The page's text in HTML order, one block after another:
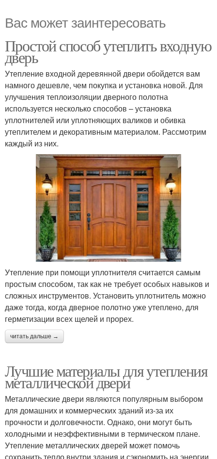
Вас может заинтересовать
Простой способ утеплить входную
дверь
Утепление входной деревянной двери обойдется вам
намного дешевле, чем покупка и установка новой. Для
улучшения теплоизоляции дверного полотна
используется несколько способов – установка
уплотнителей или уплотняющих валиков и обивка
утеплителем и декоративным материалом. Рассмотрим
каждый из них.
Утепление при помощи уплотнителя считается самым
простым способом, так как не требует особых навыков и
сложных инструментов. Установить уплотнитель можно
даже тогда, когда дверное полотно уже утеплено, для
герметизации всех щелей и прорех.
читать дальше →
Лучшие материалы для утепления
металлической двери
Металлические двери являются популярным выбором
для домашних и коммерческих зданий из-за их
прочности и долговечности. Однако, они могут быть
холодными и неэффективными в термическом плане.
Утепление металлических дверей может помочь